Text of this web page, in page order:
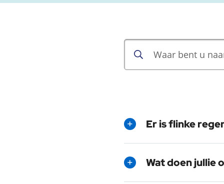
Er is flinke
Wat doen jullie